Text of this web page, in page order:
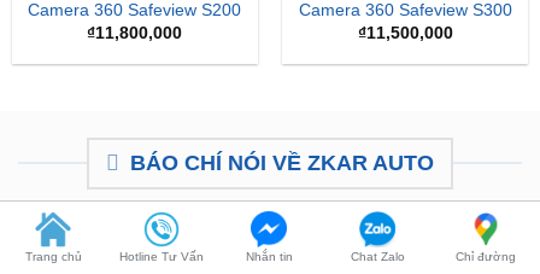
Camera 360 Safeview S200
₫11,800,000
Camera 360 Safeview S300
₫11,500,000
BÁO CHÍ NÓI VỀ ZKAR AUTO
Trang chủ Hotline Tư Vấn Nhắn tin Chat Zalo Chỉ đường